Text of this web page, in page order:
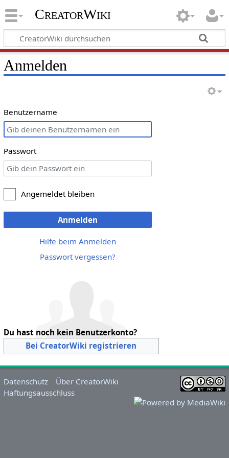
CreatorWiki
Anmelden
Benutzername
Passwort
Angemeldet bleiben
Anmelden
Hilfe beim Anmelden
Passwort vergessen?
Du hast noch kein Benutzerkonto?
Bei CreatorWiki registrieren
Datenschutz
Über CreatorWiki
Haftungsausschluss